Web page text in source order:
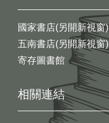
國家書店(另開新視窗)
五南書店(另開新視窗)
寄存圖書館
相關連結